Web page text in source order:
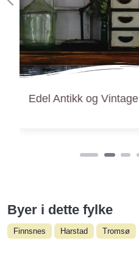
OmMøblert Bruktbutikk
Forige
Byer i dette fylke
Finnsnes Harstad Tromsø